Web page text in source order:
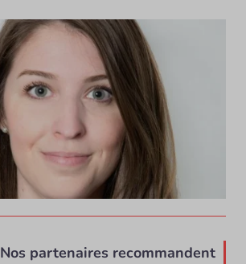
Nos partenaires recommandent